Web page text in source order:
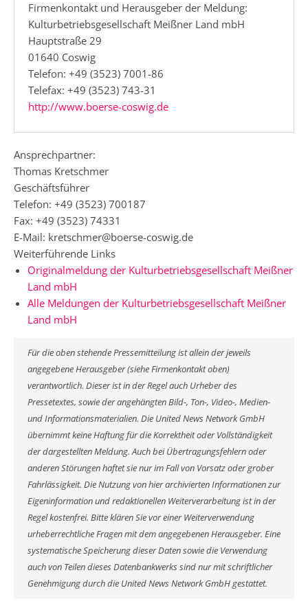
Firmenkontakt und Herausgeber der Meldung:
Kulturbetriebsgesellschaft Meißner Land mbH
Hauptstraße 29
01640 Coswig
Telefon: +49 (3523) 7001-86
Telefax: +49 (3523) 743-31
http://www.boerse-coswig.de
Ansprechpartner:
Thomas Kretschmer
Geschäftsführer
Telefon: +49 (3523) 700187
Fax: +49 (3523) 74331
E-Mail: kretschmer@boerse-coswig.de
Weiterführende Links
Originalmeldung der Kulturbetriebsgesellschaft Meißner
Land mbH
Alle Meldungen der Kulturbetriebsgesellschaft Meißner
Land mbH
Für die oben stehende Pressemitteilung ist allein der jeweils
angegebene Herausgeber (siehe Firmenkontakt oben)
verantwortlich. Dieser ist in der Regel auch Urheber des
Pressetextes, sowie der angehängten Bild-, Ton-, Video-, Medien-
und Informationsmaterialien. Die United News Network GmbH
übernimmt keine Haftung für die Korrektheit oder Vollständigkeit
der dargestellten Meldung. Auch bei Übertragungsfehlern oder
anderen Störungen haftet sie nur im Fall von Vorsatz oder grober
Fahrlässigkeit. Die Nutzung von hier archivierten Informationen zur
Eigeninformation und redaktionellen Weiterverarbeitung ist in der
Regel kostenfrei. Bitte klären Sie vor einer Weiterverwendung
urheberrechtliche Fragen mit dem angegebenen Herausgeber. Eine
systematische Speicherung dieser Daten sowie die Verwendung
auch von Teilen dieses Datenbankwerks sind nur mit schriftlicher
Genehmigung durch die United News Network GmbH gestattet.